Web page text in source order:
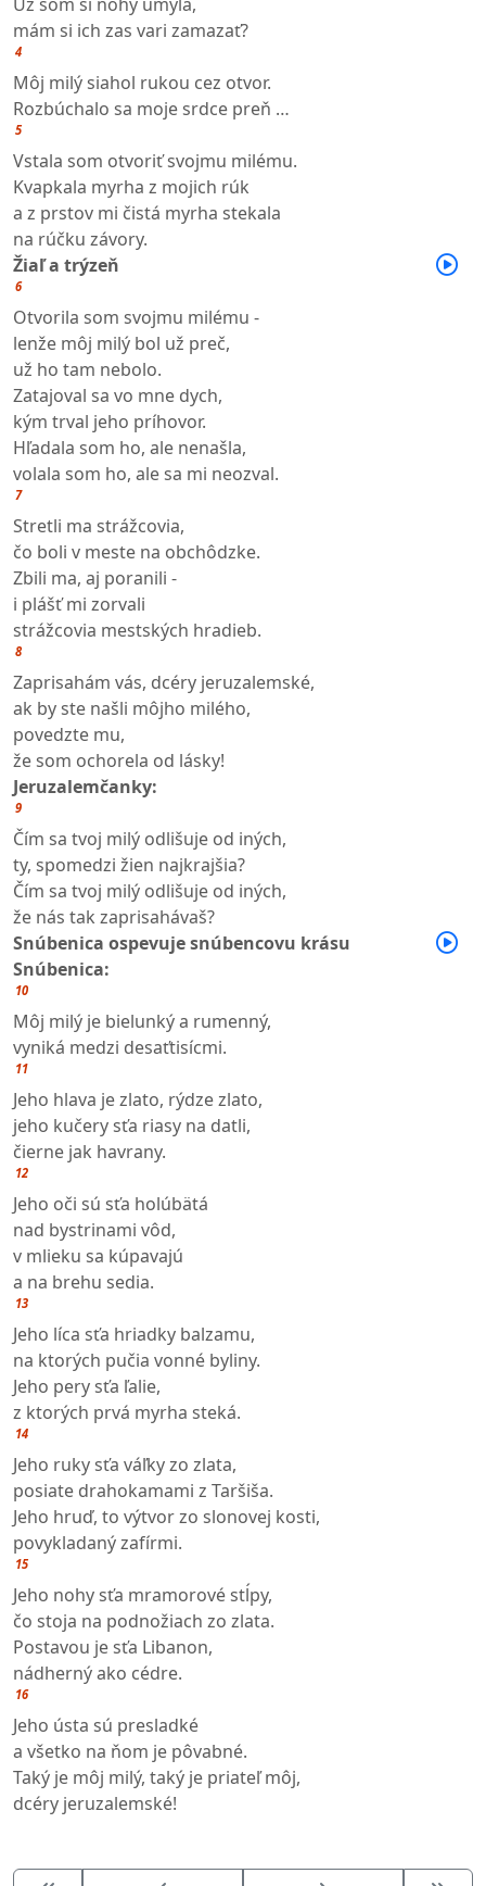
mám si ich zas vari zamazať?
4
Môj milý siahol rukou cez otvor.
Rozbúchalo sa moje srdce preň …
5
Vstala som otvoriť svojmu milému.
Kvapkala myrha z mojich rúk
a z prstov mi čistá myrha stekala
na rúčku závory.
Žiaľ a trýzeň
6
Otvorila som svojmu milému -
lenže môj milý bol už preč,
už ho tam nebolo.
Zatajoval sa vo mne dych,
kým trval jeho príhovor.
Hľadala som ho, ale nenašla,
volala som ho, ale sa mi neozval.
7
Stretli ma strážcovia,
čo boli v meste na obchôdzke.
Zbili ma, aj poranili -
i plášť mi zorvali
strážcovia mestských hradieb.
8
Zaprisahám vás, dcéry jeruzalemské,
ak by ste našli môjho milého,
povedzte mu,
že som ochorela od lásky!
Jeruzalemčanky:
9
Čím sa tvoj milý odlišuje od iných,
ty, spomedzi žien najkrajšia?
Čím sa tvoj milý odlišuje od iných,
že nás tak zaprisahávaš?
Snúbenica ospevuje snúbencovu krásu
Snúbenica:
10
Môj milý je bielunký a rumenný,
vyniká medzi desaťtisícmi.
11
Jeho hlava je zlato, rýdze zlato,
jeho kučery sťa riasy na datli,
čierne jak havrany.
12
Jeho oči sú sťa holúbätá
nad bystrinami vôd,
v mlieku sa kúpavajú
a na brehu sedia.
13
Jeho líca sťa hriadky balzamu,
na ktorých pučia vonné byliny.
Jeho pery sťa ľalie,
z ktorých prvá myrha steká.
14
Jeho ruky sťa váľky zo zlata,
posiate drahokamami z Taršiša.
Jeho hruď, to výtvor zo slonovej kosti,
povykladaný zafírmi.
15
Jeho nohy sťa mramorové stĺpy,
čo stoja na podnožiach zo zlata.
Postavou je sťa Libanon,
nádherný ako cédre.
16
Jeho ústa sú presladké
a všetko na ňom je pôvabné.
Taký je môj milý, taký je priateľ môj,
dcéry jeruzalemské!